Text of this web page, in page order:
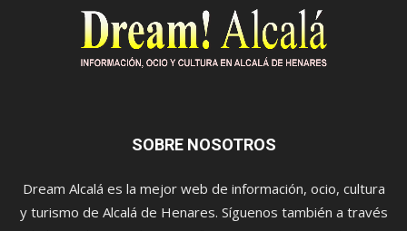
SOBRE NOSOTROS
Dream Alcalá es la mejor web de información, ocio, cultura
y turismo de Alcalá de Henares. Síguenos también a través